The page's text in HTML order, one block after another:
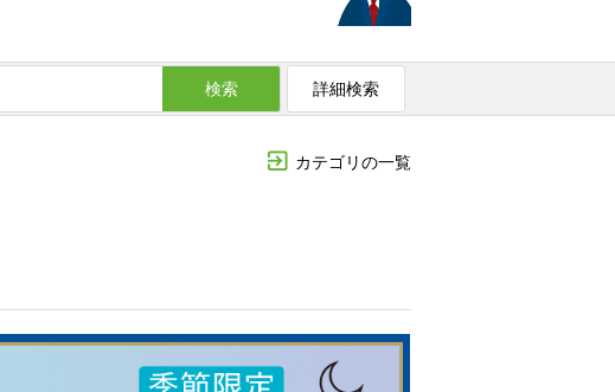
検索 詳細検索
カテゴリの一覧